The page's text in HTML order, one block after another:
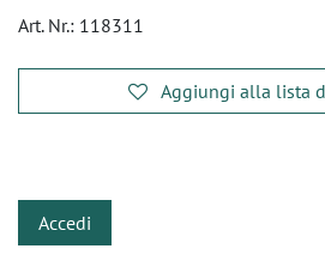
Art. Nr.: 118311
Aggiungi alla lista
Accedi